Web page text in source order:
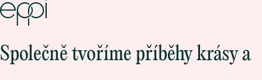
Společně tvoříme příběhy krásy a